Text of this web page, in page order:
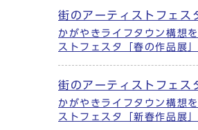
街のアーティストフェス
かがやきライフタウン構想
ストフェスタ「春の作品展
街のアーティストフェス
かがやきライフタウン構想
ストフェスタ「新春作品展